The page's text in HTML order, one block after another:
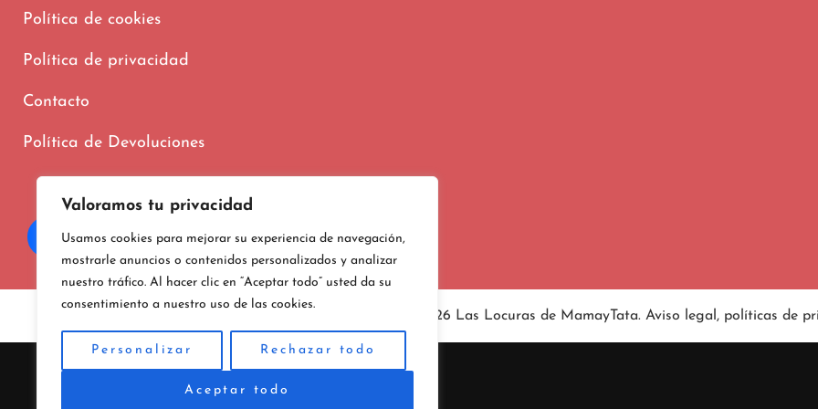
Valoramos tu privacidad
Usamos cookies para mejorar su experiencia de navegación,
mostrarle anuncios o contenidos personalizados y analizar
nuestro tráfico. Al hacer clic en “Aceptar todo” usted da su
consentimiento a nuestro uso de las cookies.
Personalizar Rechazar todo
Aceptar todo
Política de cookies
Política de privacidad
Contacto
Política de Devoluciones
Copyright © 2024-2026 Las Locuras de MamayTata. Aviso legal , políticas de